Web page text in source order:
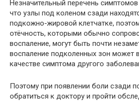
Незначительный перечень
что узлы под коленом сзади
подкожно-жировой клетчатке,
отёчность, которыми обычно
воспаление, могут быть почти
воспаление подколенных зон может
качестве симптома другого
Поэтому при появлении боли сзади
обратиться к доктору и пройти